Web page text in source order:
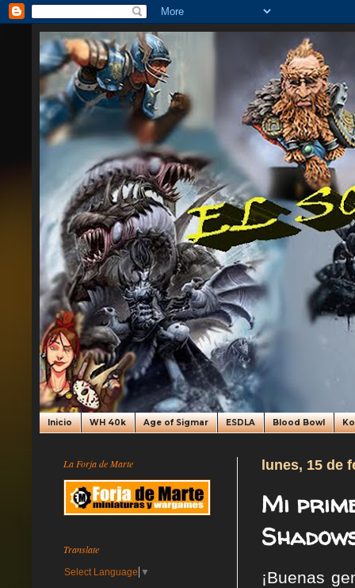
Inicio WH 40k Age of Sigmar ESDLA Blood Bowl
lunes, 15 de
Mi
¡Buenas
La Forja de Marte
Translate
Select Language ▼